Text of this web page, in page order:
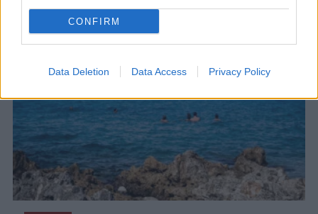
CONFIRM
Data Deletion Data Access Privacy Policy